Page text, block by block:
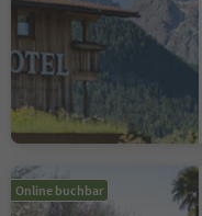
Online buchbar